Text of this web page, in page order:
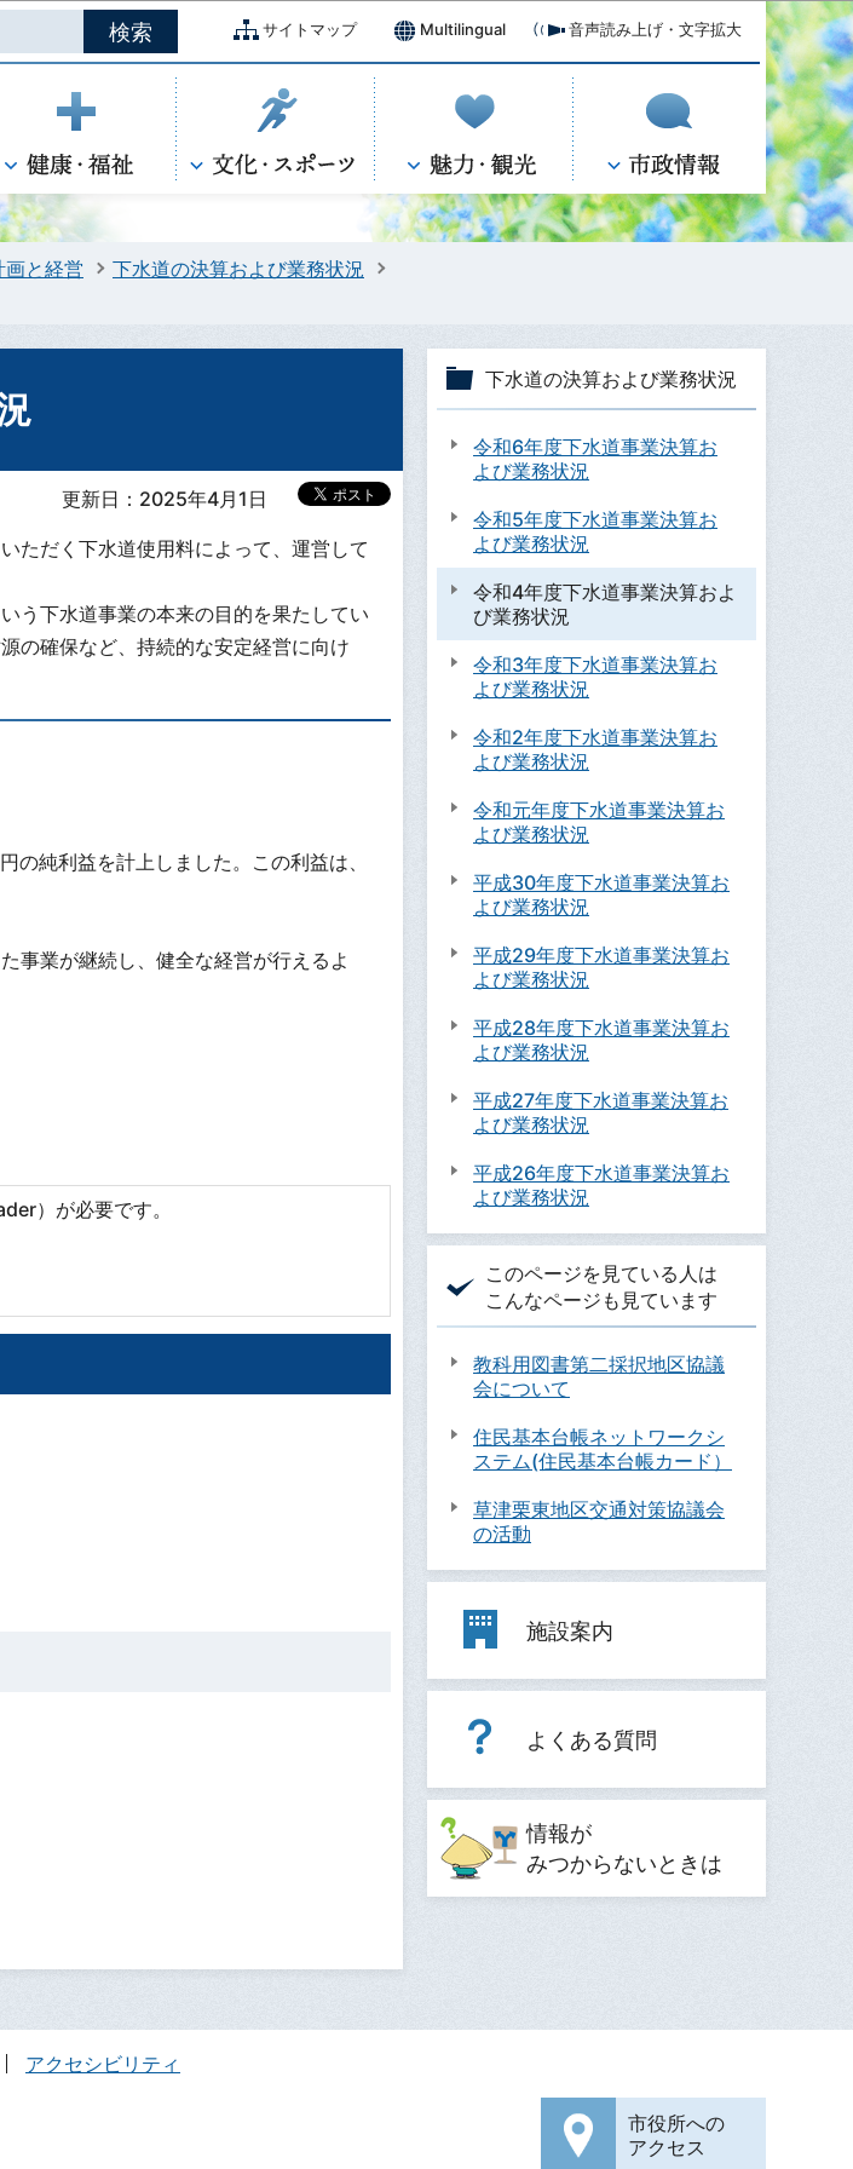
ジの本文へ移動
サイトマップ Multilingual 音声読み上げ・文字拡大
と経営
下水道の決算および業務状況
更新日：2025年4月1日
ただく下水道使用料によって、運営して
う下水道事業の本来の目的を果たしてい
の確保など、持続的な安定経営に向け
純利益を計上しました。この利益は、
事業が継続し、健全な経営が行えるよ
）が必要です。
下水道の決算および業務状況
令和6年度下水道事業決算お
よび業務状況
令和5年度下水道事業決算お
よび業務状況
令和4年度下水道事業決算およ
び業務状況
令和3年度下水道事業決算お
よび業務状況
令和2年度下水道事業決算お
よび業務状況
令和元年度下水道事業決算お
よび業務状況
平成30年度下水道事業決算お
よび業務状況
平成29年度下水道事業決算お
よび業務状況
平成28年度下水道事業決算お
よび業務状況
平成27年度下水道事業決算お
よび業務状況
平成26年度下水道事業決算お
よび業務状況
このページを見ている人は
こんなページも見ています
教科用図書第二採択地区協議
会について
住民基本台帳ネットワークシ
ステム(住民基本台帳カード）
草津栗東地区交通対策協議会
の活動
施設案内
よくある質問
情報が
みつからないときは
アクセシビリティ
市役所への
アクセス